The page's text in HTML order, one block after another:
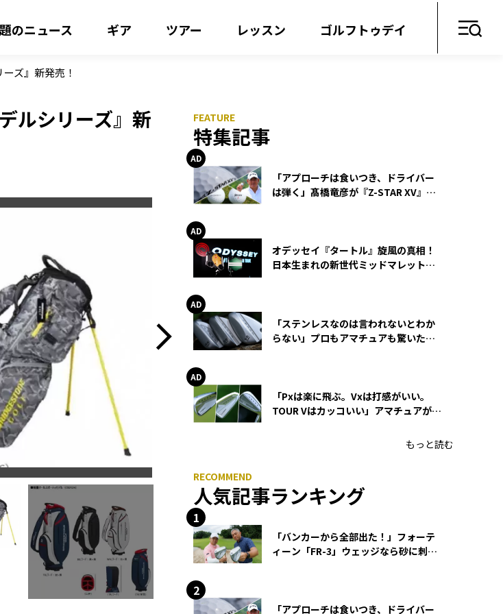
のニュース ギア ツアー レッスン ゴルフトゥデイ
ズ』新発売！
ルシリーズ』新
特集記事
「アプローチは食いつき、ドライバー
は弾く」髙橋竜彦が『Z-STAR XV』を
オデッセイ『タートル』旋風の真相！
日本生まれの新世代ミッドマレットが
「ステンレスなのは言われないとわか
らない」プロもアマチュアも驚いた
「Pxは楽に飛ぶ。Vxは打感がいい。
TOUR Vはカッコいい」アマチュアが選
もっと読む
人気記事ランキング
「バンカーから全部出た！」フォーテ
ィーン「FR-3」ウェッジなら砂に刺さ
「アプローチは食いつき、ドライバー